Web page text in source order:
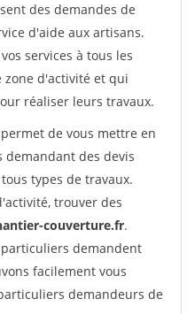
des demandes de
d'aide aux artisans.
services à tous les
d'activité et qui
réaliser leurs travaux.
de vous mettre en
des devis
types de travaux.
trouver des
couverture.fr.
demandent
facilement vous
demandeurs de